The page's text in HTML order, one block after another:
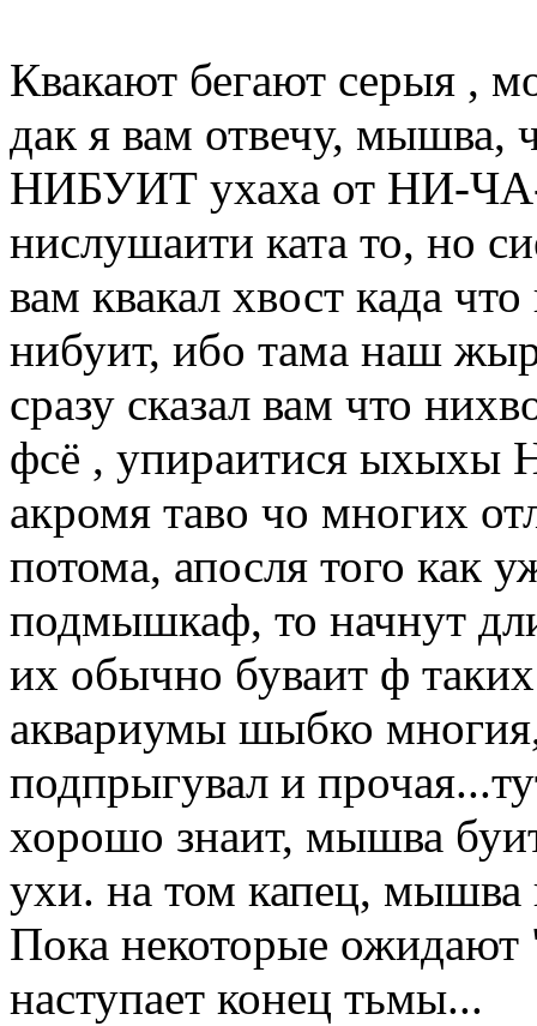
Квакают бегают серыя ,
дак я вам отвечу,
НИБУИТ ухаха от НИ-
нислушаити ката то, но
вам квакал хвост када
нибуит, ибо тама наш
сразу сказал вам что
фсё , упираитися ыхыхы
акромя таво чо многих
потома, апосля того как
подмышкаф, то начнут
их обычно буваит ф
аквариумы шыбко
подпрыгувал и
хорошо знаит, мышва
ухи. на том капец,
Пока некоторые ожидают
наступает конец тьмы...